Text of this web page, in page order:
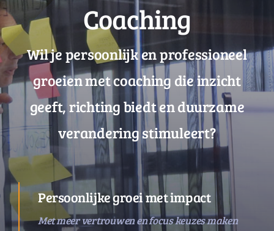
Coaching
Wil je persoonlijk en professioneel
groeien met coaching die inzicht
geeft, richting biedt en duurzame
verandering stimuleert?
Persoonlijke groei met impact
Met meer vertrouwen en focus keuzes maken